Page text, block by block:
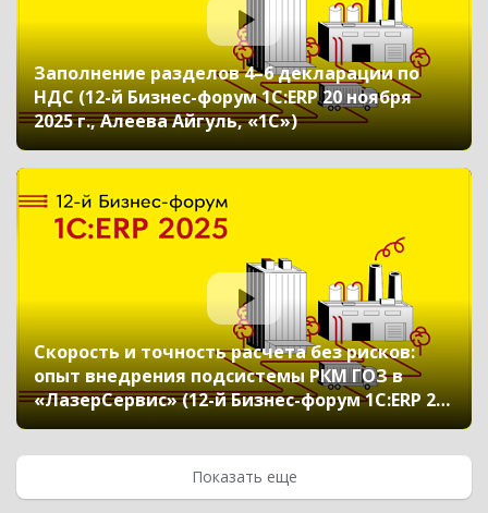
Заполнение разделов 4–6 декларации по
НДС (12-й Бизнес-форум 1С:ERP 20 ноября
2025 г., Алеева Айгуль, «1С»)
Скорость и точность расчета без рисков:
опыт внедрения подсистемы РКМ ГОЗ в
«ЛазерСервис» (12-й Бизнес-форум 1С:ERP 20
ноября 2025 г., Ходякин Роман, АО
Показать еще